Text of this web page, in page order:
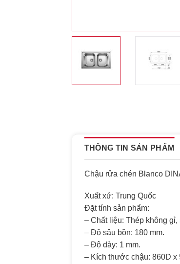
THÔNG TIN SẢN PHẨM
Chậu rửa chén Blanco
Xuất xứ: Trung Quốc
Đặt tính sản phẩm:
– Chất liệu: Thép không gỉ,
– Độ sâu bồn: 180 mm.
– Độ dày: 1 mm.
– Kích thước chậu: 860D x